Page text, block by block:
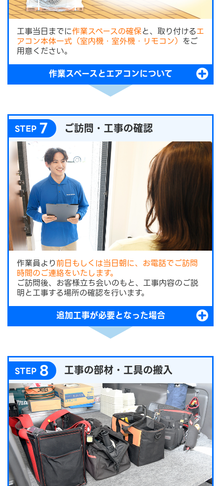
工事当日までに作業スペースの確保と、取り付けるエ
アコン本体一式（室内機・室外機・リモコン） をご
用意ください。
作業スペースとエアコンについて
STEP 7 ご訪問・工事の確認
作業員より前日もしくは当日朝に、お電話でご訪問
時間のご連絡をいたします。
ご訪問後、お客様立ち会いのもと、工事内容のご説
明と工事する場所の確認を行います。
追加工事が必要となった場合
STEP 8 工事の部材・工具の搬入